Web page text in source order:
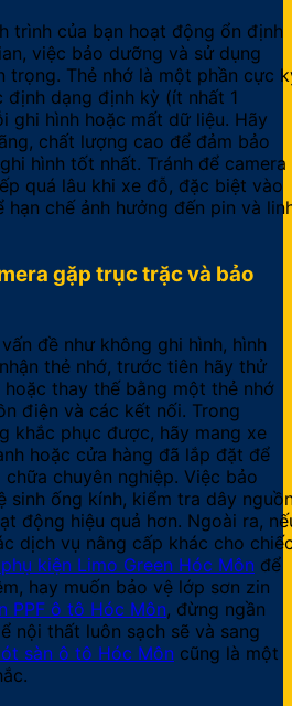
trình của bạn hoạt động ổn định
việc bảo dưỡng và sử dụng
trọng. Thẻ nhớ là một phần cực
định dạng định kỳ (ít nhất 1
ghi hình hoặc mất dữ liệu. Hãy
chất lượng cao để đảm bảo
hình tốt nhất. Tránh để camera
quá lâu khi xe đỗ, đặc biệt vào
hạn chế ảnh hưởng đến pin và
gặp trục trặc và bảo
đề như không ghi hình, hình
thẻ nhớ, trước tiên hãy thử
thay thế bằng một thẻ nhớ
điện và các kết nối. Trong
khắc phục được, hãy mang xe
hoặc cửa hàng đã lắp đặt để
chuyên nghiệp. Việc bảo
sinh ống kính, kiểm tra dây
động hiệu quả hơn. Ngoài ra,
dịch vụ nâng cấp khác cho
kiện Limo Green Hóc Môn để
hay muốn bảo vệ lớp sơn zin
PPF ô tô Hóc Môn, đừng ngần
nội thất luôn sạch sẽ và sang
sàn ô tô Hóc Môn cũng là một